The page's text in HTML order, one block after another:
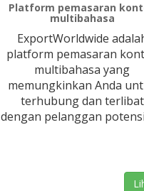
Platform pemasaran
multibahasa
ExportWorldwide
platform pemasaran
multibahasa yang
memungkinkan Anda
terhubung dan terlibat
dengan pelanggan